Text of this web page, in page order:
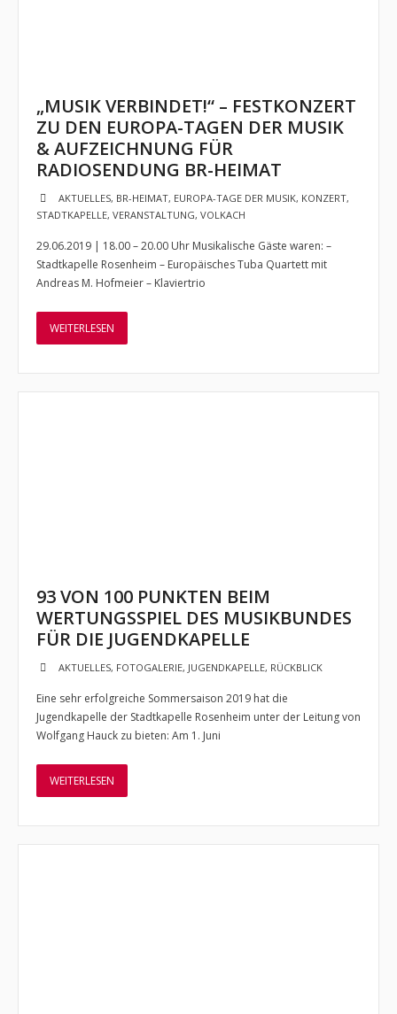
„MUSIK VERBINDET!“ – FESTKONZERT
ZU DEN EUROPA-TAGEN DER MUSIK
& AUFZEICHNUNG FÜR
RADIOSENDUNG BR-HEIMAT
AKTUELLES, BR-HEIMAT, EUROPA-TAGE DER MUSIK, KONZERT,
STADTKAPELLE, VERANSTALTUNG, VOLKACH
29.06.2019 | 18.00 – 20.00 Uhr Musikalische Gäste waren: –
Stadtkapelle Rosenheim – Europäisches Tuba Quartett mit
Andreas M. Hofmeier – Klaviertrio
WEITERLESEN
93 VON 100 PUNKTEN BEIM
WERTUNGSSPIEL DES MUSIKBUNDES
FÜR DIE JUGENDKAPELLE
AKTUELLES, FOTOGALERIE, JUGENDKAPELLE, RÜCKBLICK
Eine sehr erfolgreiche Sommersaison 2019 hat die
Jugendkapelle der Stadtkapelle Rosenheim unter der Leitung von
Wolfgang Hauck zu bieten: Am 1. Juni
WEITERLESEN